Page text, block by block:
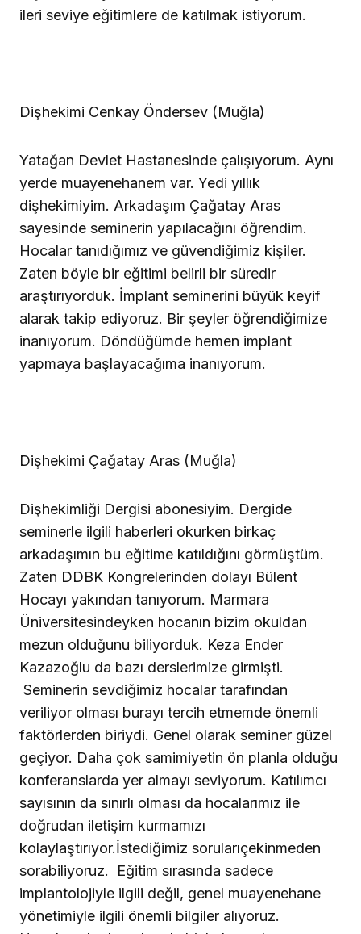
ileri seviye eğitimlere de katılmak istiyorum.
Dişhekimi Cenkay Öndersev (Muğla)
Yatağan Devlet Hastanesinde çalışıyorum. Aynı
yerde muayenehanem var. Yedi yıllık
dişhekimiyim. Arkadaşım Çağatay Aras
sayesinde seminerin yapılacağını öğrendim.
Hocalar tanıdığımız ve güvendiğimiz kişiler.
Zaten böyle bir eğitimi belirli bir süredir
araştırıyorduk. İmplant seminerini büyük keyif
alarak takip ediyoruz. Bir şeyler öğrendiğimize
inanıyorum. Döndüğümde hemen implant
yapmaya başlayacağıma inanıyorum.
Dişhekimi Çağatay Aras (Muğla)
Dişhekimliği Dergisi abonesiyim. Dergide
seminerle ilgili haberleri okurken birkaç
arkadaşımın bu eğitime katıldığını görmüştüm.
Zaten DDBK Kongrelerinden dolayı Bülent
Hocayı yakından tanıyorum. Marmara
Üniversitesindeyken hocanın bizim okuldan
mezun olduğunu biliyorduk. Keza Ender
Kazazoğlu da bazı derslerimize girmişti.
Seminerin sevdiğimiz hocalar tarafından
veriliyor olması burayı tercih etmemde önemli
faktörlerden biriydi. Genel olarak seminer güzel
geçiyor. Daha çok samimiyetin ön planla olduğu
konferanslarda yer almayı seviyorum. Katılımcı
sayısının da sınırlı olması da hocalarımız ile
doğrudan iletişim kurmamızı
kolaylaştırıyor.İstediğimiz sorularıçekinmeden
sorabiliyoruz.
Eğitim sırasında sadece
implantolojiyle ilgili değil, genel muayenehane
yönetimiyle ilgili önemli bilgiler alıyoruz.